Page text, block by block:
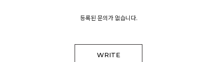
등록된 문의가 없습니다.
WRITE